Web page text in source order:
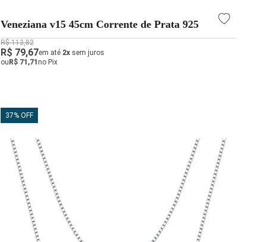
Veneziana v15 45cm Corrente de Prata 925
R$ 113,82
R$ 79,67em até 2x sem juros
ou R$ 71,71no Pix
37% OFF